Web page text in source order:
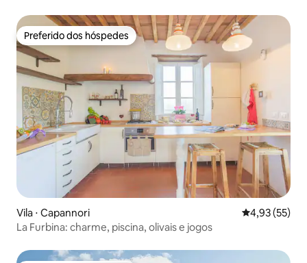
Preferido dos hóspedes
Preferido dos hóspedes
Vila ⋅ Capannori 4,93 de uma
4,93 (55)
La Furbina: charme, piscina, olivais e jogos